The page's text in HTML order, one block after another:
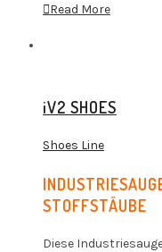
Read More
iV2 SHOES
Shoes Line
STOFFSTÄUBE
Diese